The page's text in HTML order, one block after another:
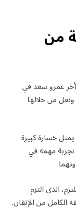
من
عمرو سعد في
من خلالها
خسارة كبيرة
مهمة في
الذي التزم
الكامل من الإتقان.